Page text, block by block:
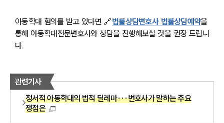
대륜법률상담예약
아동학대 혐의를 받고 있다면 🔗법률상담변호사 법률상담예약을
통해 아동학대전문변호사와 상담을 진행해보실 것을 권장 드립니
다.
관련기사
정서적 아동학대의 법적 딜레마···변호사가 말하는 주요
쟁점은